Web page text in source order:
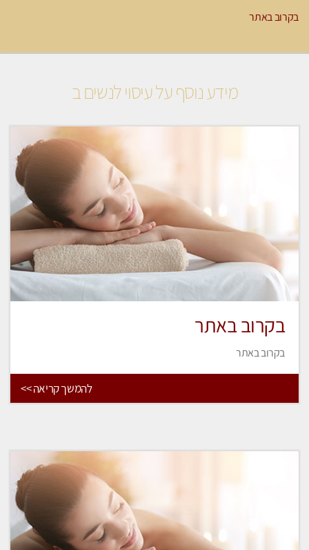
בקרוב באתר
מידע נוסף על עיסוי לנשים ב
בקרוב באתר
בקרוב באתר
להמשך קריאה >>